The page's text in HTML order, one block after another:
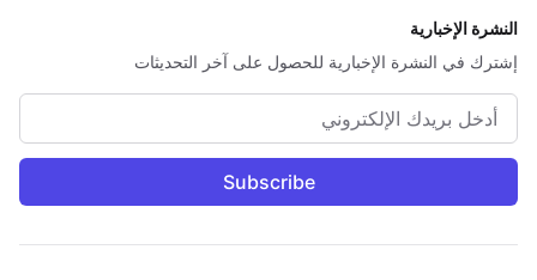
النشرة الإخبارية
إشترك في النشرة الإخبارية للحصول على آخر التحديثات
البريد الإلكتروني
Subscribe